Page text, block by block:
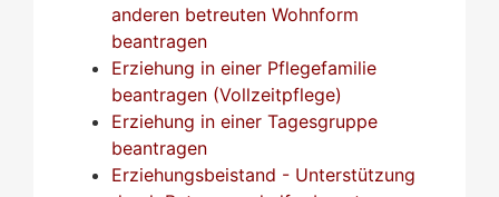
anderen betreuten Wohnform
beantragen
Erziehung in einer Pflegefamilie
beantragen (Vollzeitpflege)
Erziehung in einer Tagesgruppe
beantragen
Erziehungsbeistand - Unterstützung